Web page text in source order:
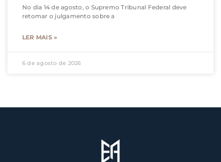
No dia 14 de agosto, o Supremo Tribunal Federal deve
retomar o julgamento sobre a
LER MAIS »
6 de agosto de 2026